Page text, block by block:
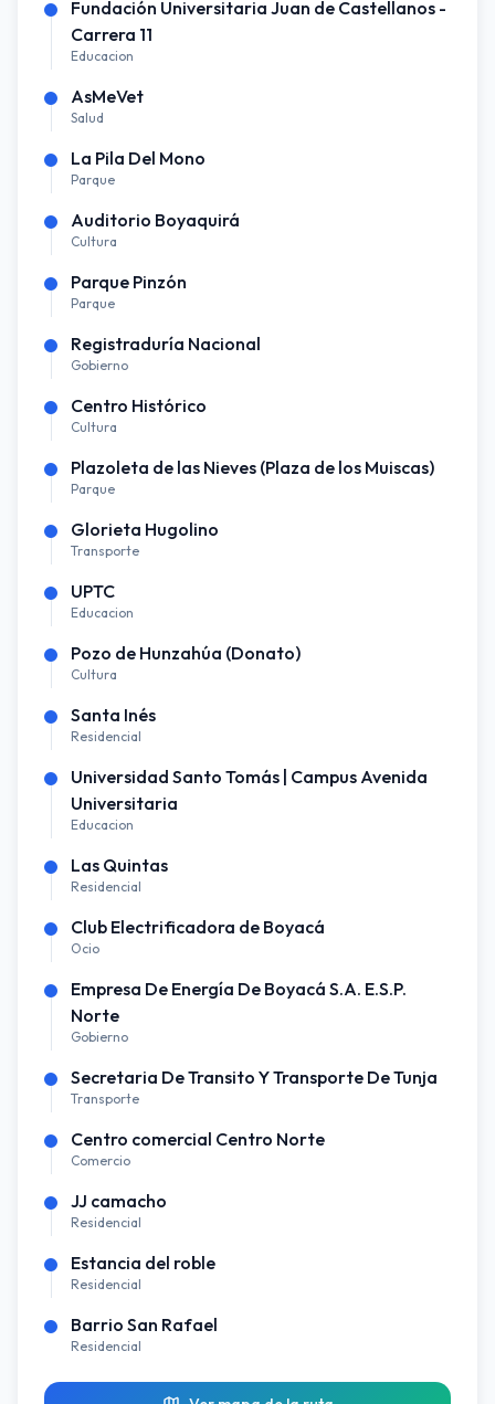
Fundación Universitaria Juan de Castellanos -
Carrera 11
Educacion
AsMeVet
Salud
La Pila Del Mono
Parque
Auditorio Boyaquirá
Cultura
Parque Pinzón
Parque
Registraduría Nacional
Gobierno
Centro Histórico
Cultura
Plazoleta de las Nieves (Plaza de los Muiscas)
Parque
Glorieta Hugolino
Transporte
UPTC
Educacion
Pozo de Hunzahúa (Donato)
Cultura
Santa Inés
Residencial
Universidad Santo Tomás | Campus Avenida
Universitaria
Educacion
Las Quintas
Residencial
Club Electrificadora de Boyacá
Ocio
Empresa De Energía De Boyacá S.A. E.S.P.
Norte
Gobierno
Secretaria De Transito Y Transporte De Tunja
Transporte
Centro comercial Centro Norte
Comercio
JJ camacho
Residencial
Estancia del roble
Residencial
Barrio San Rafael
Residencial